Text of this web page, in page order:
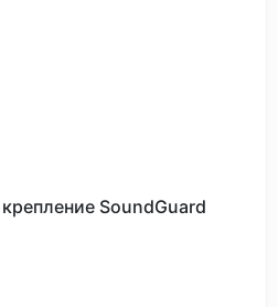
SoundGuard